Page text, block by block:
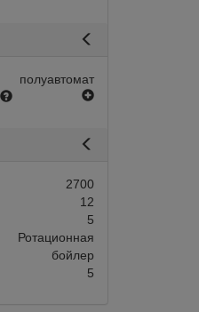
полуавтомат
есть
2700
12
5
Ротационная
бойлер
5